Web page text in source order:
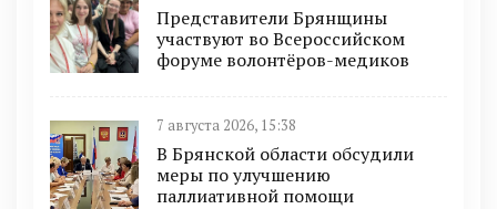
Представители Брянщины
участвуют во Всероссийском
форуме волонтёров-медиков
7 августа 2026, 15:38
В Брянской области обсудили
меры по улучшению
паллиативной помощи